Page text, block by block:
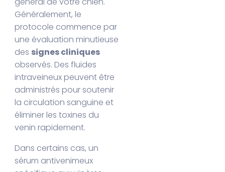
Généralement, le
protocole commence par
une évaluation minutieuse
des signes cliniques
observés. Des fluides
intraveineux peuvent être
administrés pour soutenir
la circulation sanguine et
éliminer les toxines du
venin rapidement.
Dans certains cas, un
sérum antivenimeux